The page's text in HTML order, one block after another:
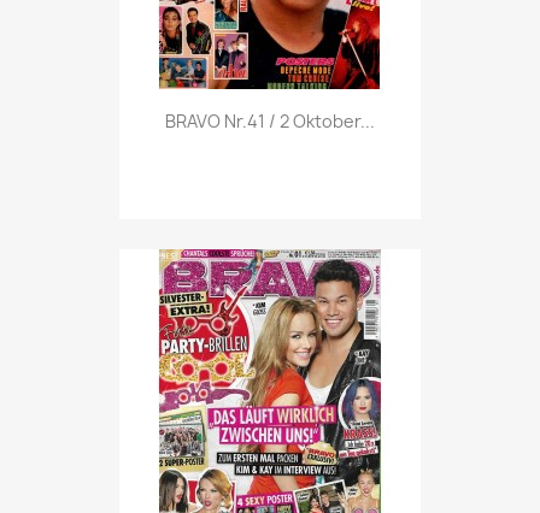
Vorschau
BRAVO Nr.41 / 2 Oktober...